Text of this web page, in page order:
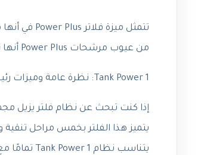
من عيوب مرشحات Power Plus أنها تستخدم الكهرباء.
Tank Power 1: نظرة عامة وميزات رئيسية الفرق بين فلتر تانك باور وباور بلس